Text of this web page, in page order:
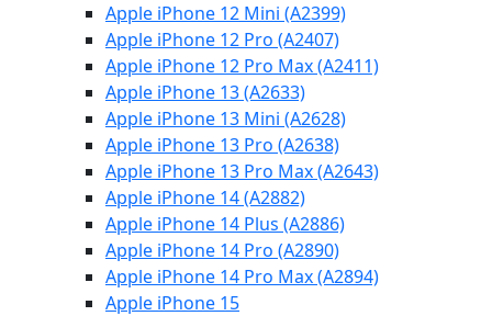
Apple iPhone 12 Mini (A2399)
Apple iPhone 12 Pro (A2407)
Apple iPhone 12 Pro Max (A2411)
Apple iPhone 13 (A2633)
Apple iPhone 13 Mini (A2628)
Apple iPhone 13 Pro (A2638)
Apple iPhone 13 Pro Max (A2643)
Apple iPhone 14 (A2882)
Apple iPhone 14 Plus (A2886)
Apple iPhone 14 Pro (A2890)
Apple iPhone 14 Pro Max (A2894)
Apple iPhone 15